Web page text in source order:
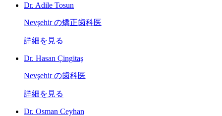
Dr. Adile Tosun
Nevşehir の矯正歯科医
詳細を見る
Dr. Hasan Çingitaş
Nevşehir の歯科医
詳細を見る
Dr. Osman Ceyhan